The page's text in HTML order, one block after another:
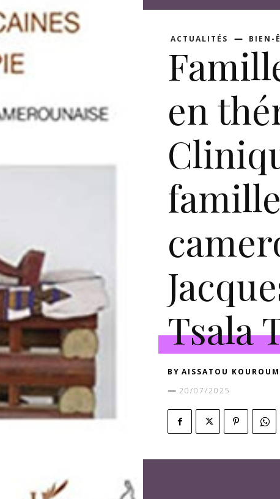
ACTUALITÉS BIEN-
en
Tsala
BY AISSATOU
20/07/2025